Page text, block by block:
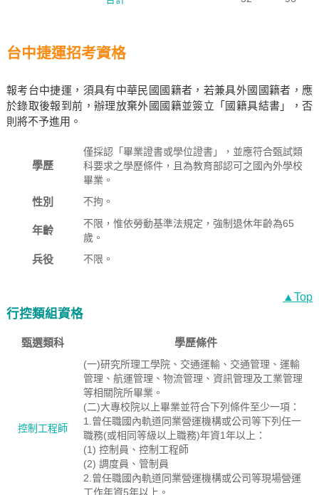
台中捷運招考資格
報考台中捷運，須具有中華民國國籍者，若兼具外國國籍者，應
於錄取後報到前，辦理放棄外國國籍並簽立「國籍具結書」，否
則將不予進用。
學歷
僅採認「畢業證書或學位證書」，並應符合甄試類
科要求之學歷條件，且為教育部認可之國內外學校
畢業。
性別 不拘。
年齡
不限，惟依勞動基準法規定，強制退休年齡為65
歲。
兵役 不限。
▲Top
行控類組資格
甄選類科 學歷條件
控制工程師
(一)研究所理工學院、交通運輸、交通管理、運輸
管理、航運管理、物流管理、資訊管理及工業管理
等相關院所畢業。
(二)大專校院以上畢業並符合下列條件至少一項：
1.曾任職國內軌道同業營運機構或公司等下列任一
職務(或相同等級以上職務)年資1年以上：
(1) 控制員、控制工程師
(2) 調度員、管制員
2.曾任職國內軌道同業營運機構或公司等現場營運
工作年資5年以上。